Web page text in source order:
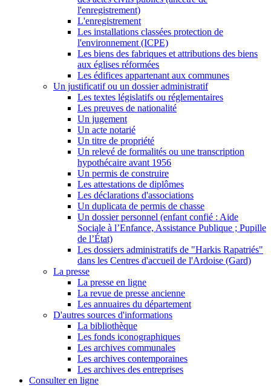
l'enregistrement)
L'enregistrement
Les installations classées protection de
l'environnement (ICPE)
Les biens des fabriques et attributions des biens
aux églises réformées
Les édifices appartenant aux communes
Un justificatif ou un dossier administratif
Les textes législatifs ou réglementaires
Les preuves de nationalité
Un jugement
Un acte notarié
Un titre de propriété
Un relevé de formalités ou une transcription
hypothécaire avant 1956
Un permis de construire
Les attestations de diplômes
Les déclarations d'associations
Un duplicata de permis de chasse
Un dossier personnel (enfant confié : Aide
Sociale à l’Enfance, Assistance Publique ; Pupille
de l’État)
Les dossiers administratifs de "Harkis Rapatriés"
dans les Centres d'accueil de l'Ardoise (Gard)
La presse
La presse en ligne
La revue de presse ancienne
Les annuaires du département
D'autres sources d'informations
La bibliothèque
Les fonds iconographiques
Les archives communales
Les archives contemporaines
Les archives des entreprises
Consulter en ligne